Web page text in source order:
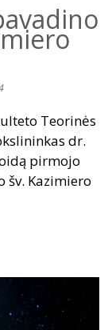
Teorinės
dr.
pirmojo
šv. Kazimiero